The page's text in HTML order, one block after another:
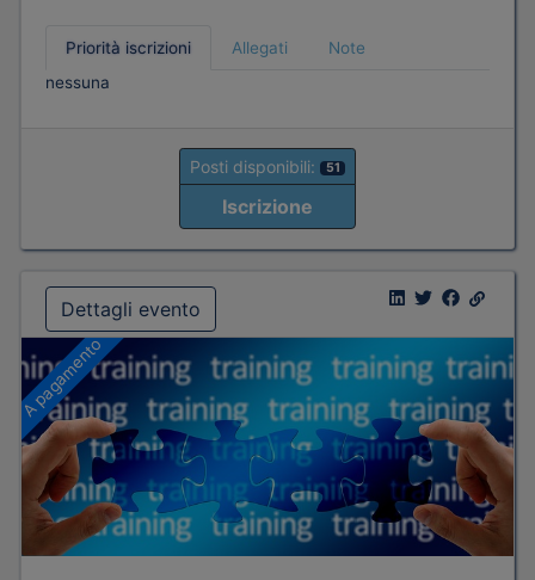
Priorità iscrizioni Allegati
Note
nessuna
Posti disponibili: 51
Iscrizione
Dettagli evento
A pagamento